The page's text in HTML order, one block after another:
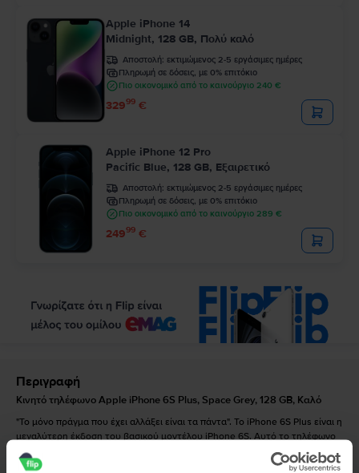
Apple iPhone 14
Midnight, 128 GB, Πολύ καλό
Αποστολή: εκτιμώμενος 2-5 εργάσιμες ημέρες
Πληρωμή σε δόσεις, με 0% επιτόκιο
Πιο οικονομικό από το καινούργιο 240 €
32999 €
Apple iPhone 12 Pro
Pacific Blue, 128 GB, Εξαιρετικό
Αποστολή: εκτιμώμενος 2-5 εργάσιμες ημέρες
Πληρωμή σε δόσεις, με 0% επιτόκιο
Πιο οικονομικό από το καινούργιο 289 €
24999 €
Περιγραφή
Κινητό τηλέφωνο Apple iPhone 6S Plus, Space Grey, 128 GB, Καλό
"Το μόνο πράγμα που έχει αλλάξει είναι τα πάντα". Το iPhone 6S Plus είναι η
μεγαλύτερη έκδοση του βασικού μοντέλου iPhone 6S. Αυτό το τηλέφωνο
εμφανίστηκε το 2016 ως μια βελτιωμένη έκδοση των τηλεφώνων με τις
καλύτερες πωλήσεις που δημιούργησε η Apple. Με την οθόνη 5,5", τη νέα